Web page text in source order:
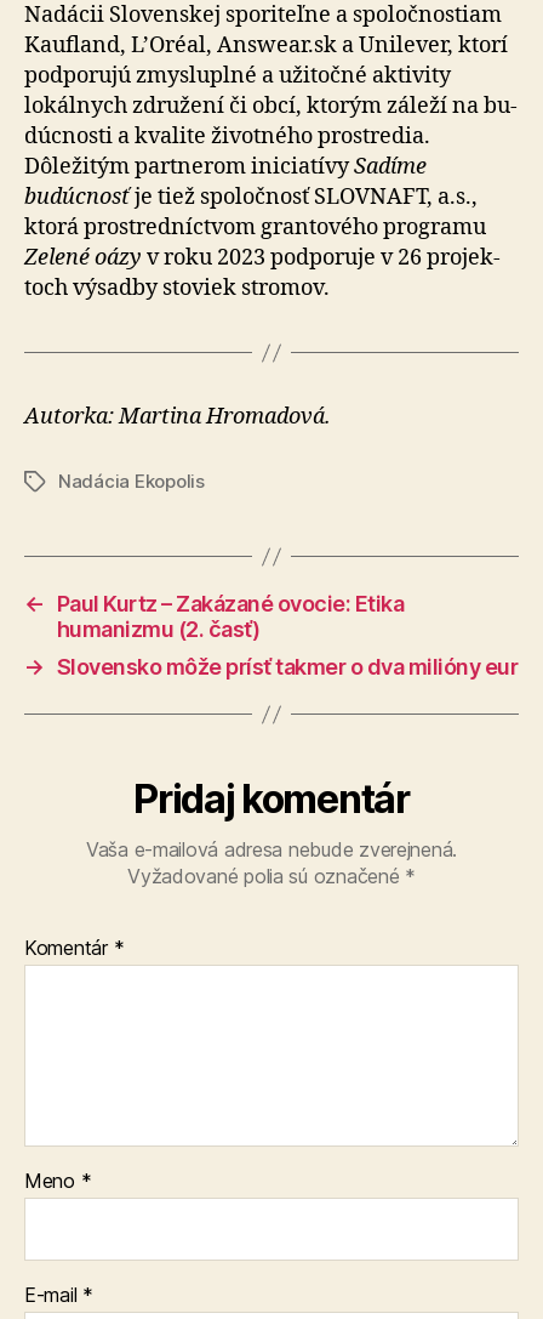
Nadácii Slovenskej sporiteľne a spo­loč­nos­tiam
Kaufland, L’Oréal, Answear.sk a Unilever, ktorí
pod­po­rujú zmyslu­plné a uži­točné aktivity
lokálnych združení či obcí, ktorým záleží na bu­
dúc­nosti a kva­lite životného prostredia.
Dôležitým partnerom iniciatívySadíme
budúcnosťje tiež spo­loč­nosť SLOVNAFT, a.s.,
ktorá prostredníctvom gran­to­vého programu
Zelené oázy v roku 2023 pod­po­ruje v 26 pro­jek­
toch výsadby stoviek stromov.
Autorka: Martina Hromadová.
ZnačkyNadácia Ekopolis
←
Paul Kurtz – Zakázané ovocie: Etika
humanizmu (2. časť)
→ Slovensko môže prísť takmer o dva milióny eur
Pridaj komentár
Vaša e-mailová adresa nebude zverejnená.
Vyžadované polia sú označené *
Komentár *
Meno *
E-mail *